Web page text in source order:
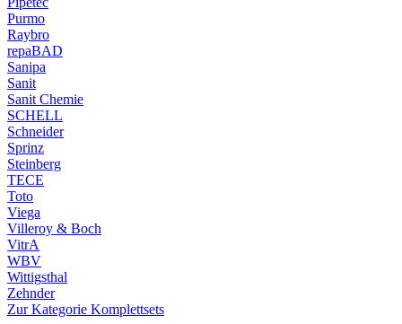
Purmo
Raybro
repaBAD
Sanipa
Sanit
Sanit Chemie
SCHELL
Schneider
Sprinz
Steinberg
TECE
Toto
Viega
Villeroy & Boch
VitrA
WBV
Wittigsthal
Zehnder
Zur Kategorie Komplettsets